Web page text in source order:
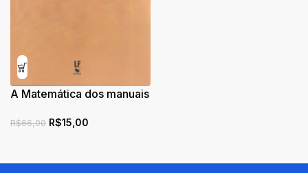
A Matemática dos manuais
1890 1970
R$66,00 R$15,00